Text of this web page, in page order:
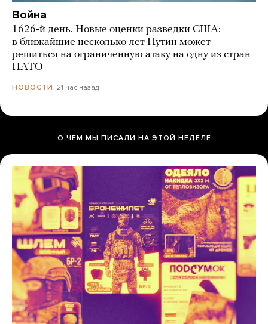
Война
1626-й день. Новые оценки разведки США:
в ближайшие несколько лет Путин может
решиться на ограниченную атаку на одну из стран
НАТО
НОВОСТИ 21 час назад
О ЧЕМ МЫ ПИСАЛИ НА ЭТОЙ НЕДЕЛЕ